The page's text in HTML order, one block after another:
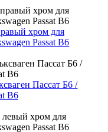
хром для
Passat B6
Пассат Б6 /
B6